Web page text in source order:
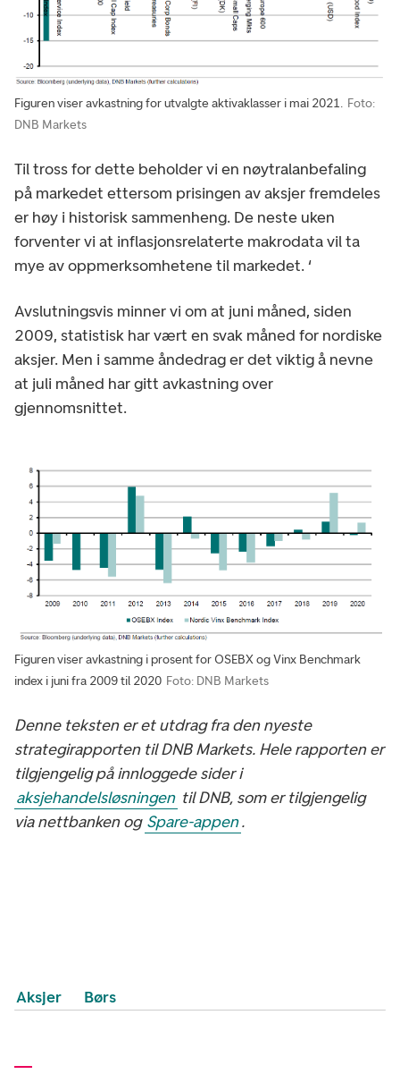
Figuren viser avkastning for utvalgte aktivaklasser i mai 2021. Foto:
DNB Markets
Til tross for dette beholder vi en nøytralanbefaling
på markedet ettersom prisingen av aksjer fremdeles
er høy i historisk sammenheng. De neste uken
forventer vi at inflasjonsrelaterte makrodata vil ta
mye av oppmerksomhetene til markedet. ‘
Avslutningsvis minner vi om at juni måned, siden
2009, statistisk har vært en svak måned for nordiske
aksjer. Men i samme åndedrag er det viktig å nevne
at juli måned har gitt avkastning over
gjennomsnittet.
Figuren viser avkastning i prosent for OSEBX og Vinx Benchmark
index i juni fra 2009 til 2020 Foto: DNB Markets
Denne teksten er et utdrag fra den nyeste
strategirapporten til DNB Markets. Hele rapporten er
tilgjengelig på innloggede sider i
aksjehandelsløsningen til DNB, som er tilgjengelig
via nettbanken og Spare-appen.
Aksjer Børs